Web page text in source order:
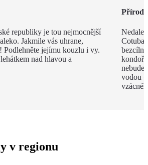
republiky je tou nejmocnější
Jakmile vás uhrane,
Podlehněte jejímu kouzlu i vy.
nad hlavou a
vodou
v regionu